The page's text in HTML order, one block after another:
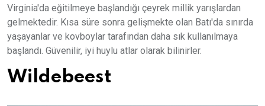
Virginia'da eğitilmeye başlandığı çeyrek millik yarışlardan
gelmektedir. Kısa süre sonra gelişmekte olan Batı'da sınırda
yaşayanlar ve kovboylar tarafından daha sık kullanılmaya
başlandı. Güvenilir, iyi huylu atlar olarak bilinirler.
Wildebeest